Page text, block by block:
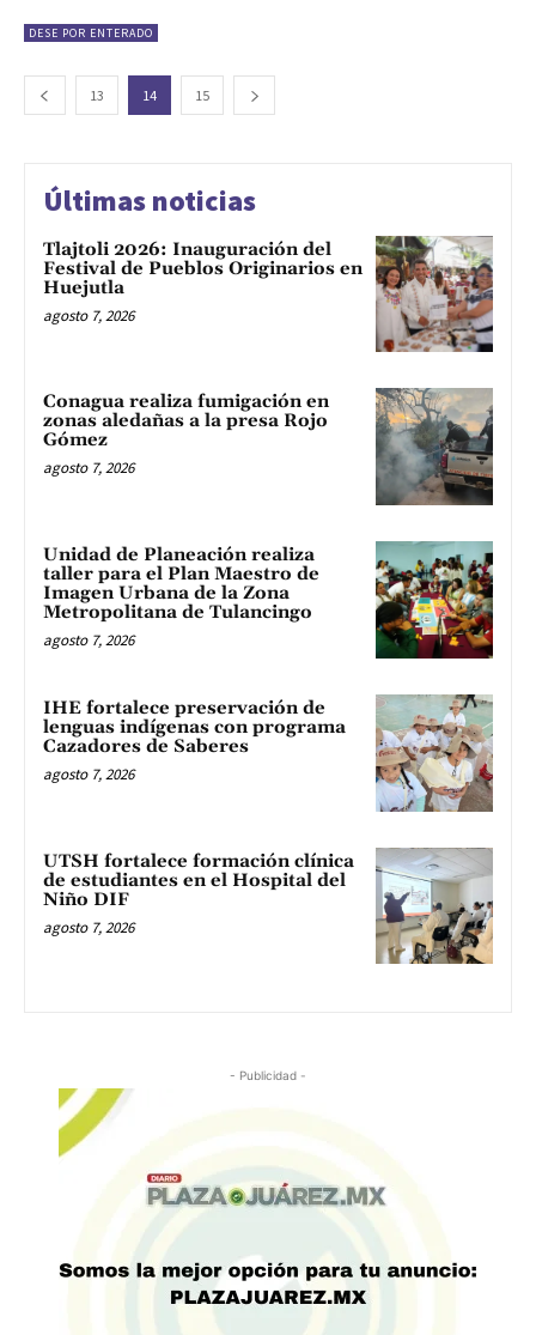
DESE POR ENTERADO
13 14 15
Últimas noticias
Tlajtoli 2026: Inauguración del
Festival de Pueblos Originarios en
Huejutla
agosto 7, 2026
Conagua realiza fumigación en
zonas aledañas a la presa Rojo
Gómez
agosto 7, 2026
Unidad de Planeación realiza
taller para el Plan Maestro de
Imagen Urbana de la Zona
Metropolitana de Tulancingo
agosto 7, 2026
IHE fortalece preservación de
lenguas indígenas con programa
Cazadores de Saberes
agosto 7, 2026
UTSH fortalece formación clínica
de estudiantes en el Hospital del
Niño DIF
agosto 7, 2026
- Publicidad -